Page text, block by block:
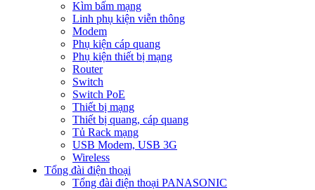
Kìm bấm mạng
Linh phụ kiện viễn thông
Modem
Phụ kiện cáp quang
Phụ kiện thiết bị mạng
Router
Switch
Switch PoE
Thiết bị mạng
Thiết bị quang, cáp quang
Tủ Rack mạng
USB Modem, USB 3G
Wireless
Tổng đài điện thoại
Tổng đài điện thoại PANASONIC